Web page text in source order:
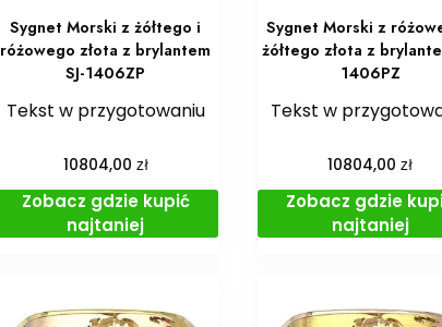
Sygnet Morski z żółtego i
różowego złota z brylantem
SJ-1406ZP
Tekst w przygotowaniu
10804,00 zł
Zobacz gdzie kupić
najtaniej
Sygnet Morski z
żółtego złota z
1406PZ
Tekst w
10804,00zł
Zobacz gdzie
najtaniej